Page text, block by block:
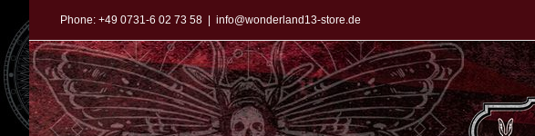
Inhalt
springen
Phone: +49 0731-6 02 73 58 info@wonderland13-store.de